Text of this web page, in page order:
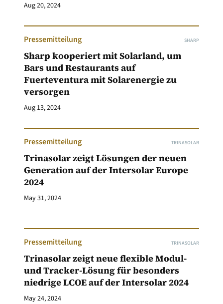
Aug 20, 2024
Pressemitteilung SHARP
Sharp kooperiert mit Solarland, um
Bars und Restaurants auf
Fuerteventura mit Solarenergie zu
versorgen
Aug 13, 2024
Pressemitteilung TRINASOLAR
Trinasolar zeigt Lösungen der neuen
Generation auf der Intersolar Europe
2024
May 31, 2024
Pressemitteilung TRINASOLAR
Trinasolar zeigt neue flexible Modul-
und Tracker-Lösung für besonders
niedrige LCOE auf der Intersolar 2024
May 24, 2024